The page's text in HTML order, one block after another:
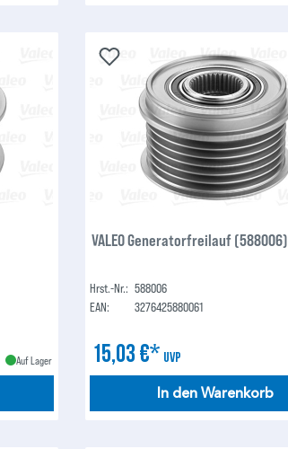
Auf Lager
VALEO Generatorfreilauf (588006)
Hrst.-Nr.: 588006
EAN:
3276425880061
15,03 €* UVP
In den Warenkorb